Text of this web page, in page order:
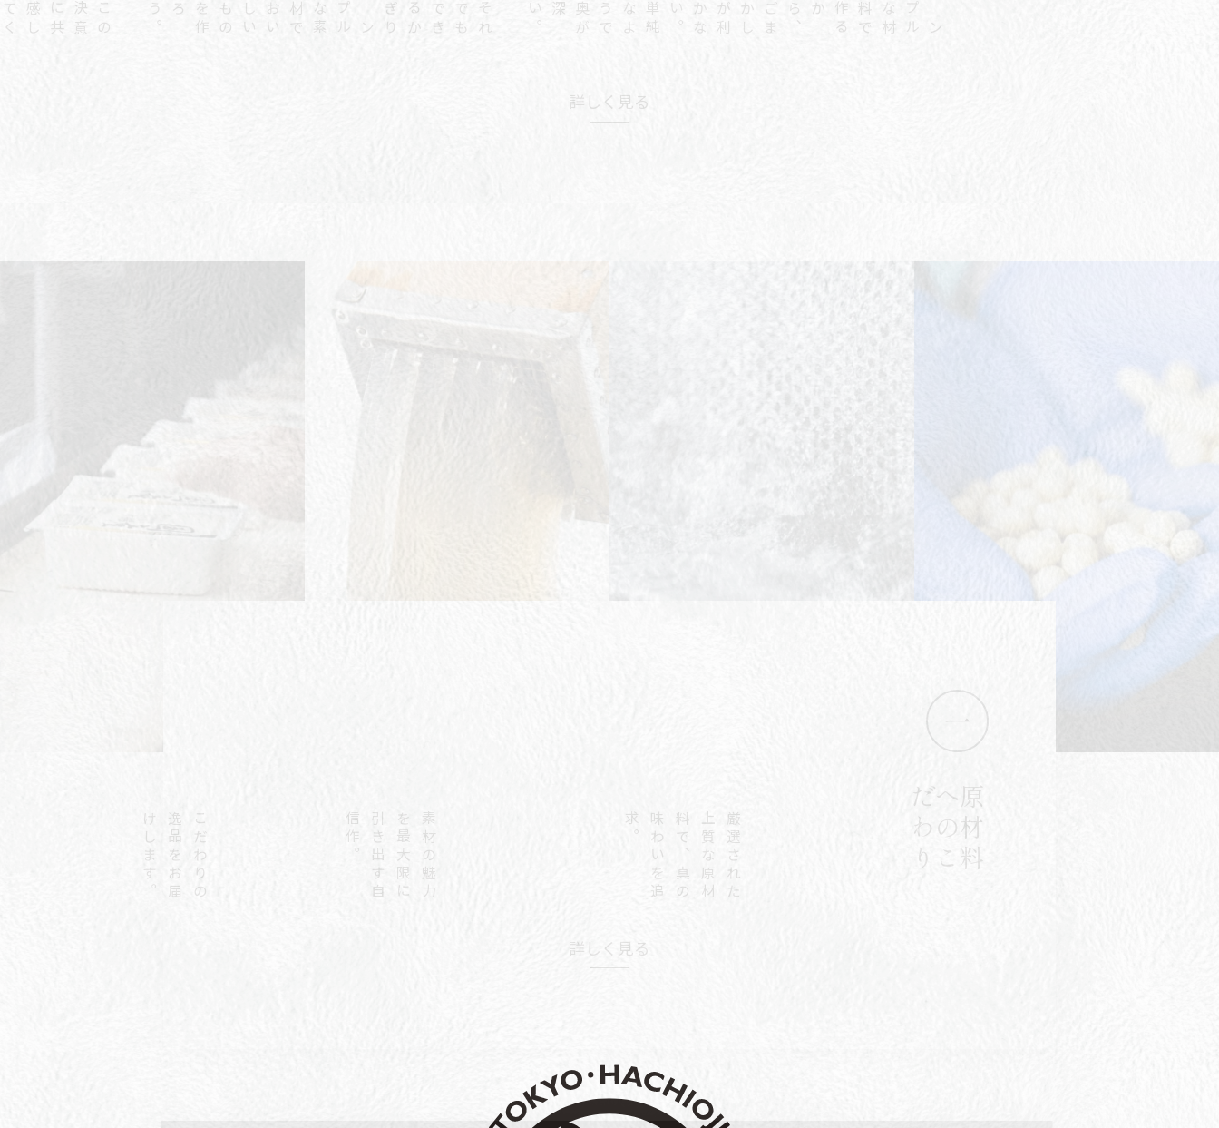
シ
ン
プ
ル
な
材
料
で
作
る
から
、
ご
ま
か
し
が
利
か
な
い
。
単
純
な
よ
う
で
奥
が
深い
。
そ
れ
で
も
で
き
る
か
ぎ
り
シ
ン
プ
ル
な
素
材
で
お
い
し
い
も
の
を
作
ろう
。
こ
の
決
意
に
共
感
し
て
く
れ
詳しく見る
むつみのこだわり
原
材
料
へ
の
こ
だ
わ
り
厳
選
さ
れ
た
上
質
な
原
材
料
で
、
真
の
味
わ
い
を
追
求
。
素
材
の
魅
力
を
最
大
限
に
引
き
出
す
自
信
作
。
こ
だ
わ
り
の
逸
品
を
お
届
け
し
ま
す
。
詳しく見る